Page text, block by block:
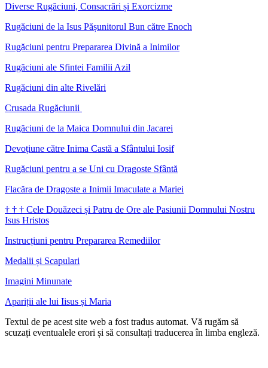
Diverse Rugăciuni, Consacrări și Exorcizme
Rugăciuni de la Isus Pășunitorul Bun către Enoch
Rugăciuni pentru Prepararea Divină a Inimilor
Rugăciuni ale Sfintei Familii Azil
Rugăciuni din alte Rivelări
Crusada Rugăciunii
Rugăciuni de la Maica Domnului din Jacarei
Devoțiune către Inima Castă a Sfântului Iosif
Rugăciuni pentru a se Uni cu Dragoste Sfântă
Flacăra de Dragoste a Inimii Imaculate a Mariei
† † † Cele Douăzeci și Patru de Ore ale Pasiunii Domnului Nostru
Isus Hristos
Instrucțiuni pentru Prepararea Remediilor
Medalii și Scapulari
Imagini Minunate
Apariții ale lui Iisus și Maria
Textul de pe acest site web a fost tradus automat. Vă rugăm să
scuzați eventualele erori și să consultați traducerea în limba engleză.